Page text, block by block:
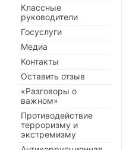
Классные
руководители
Госуслуги
Медиа
Контакты
Оставить отзыв
«Разговоры о
важном»
Противодействие
терроризму и
экстремизму